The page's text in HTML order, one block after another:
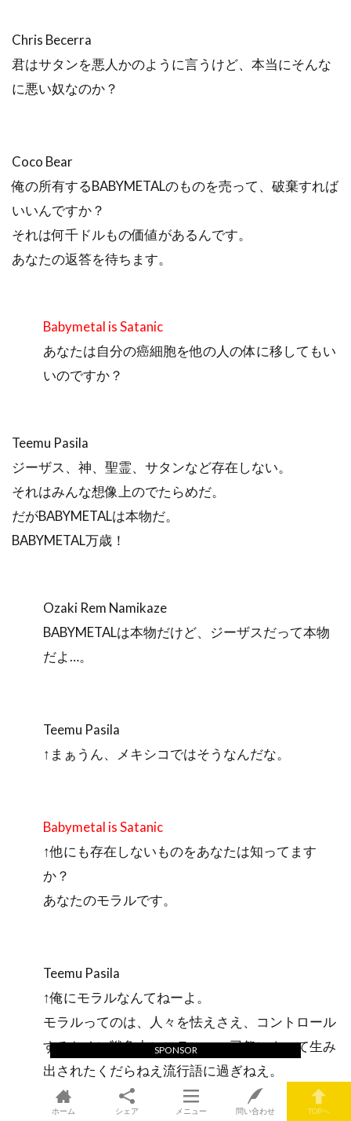
Chris Becerra
君はサタンを悪人かのように言うけど、本当にそんな
に悪い奴なのか？
Coco Bear
俺の所有するBABYMETALのものを売って、破棄すれば
いいんですか？
それは何千ドルもの価値があるんです。
あなたの返答を待ちます。
Babymetal is Satanic
あなたは自分の癌細胞を他の人の体に移してもい
いのですか？
Teemu Pasila
ジーザス、神、聖霊、サタンなど存在しない。
それはみんな想像上のでたらめだ。
だがBABYMETALは本物だ。
BABYMETAL万歳！
Ozaki Rem Namikaze
BABYMETALは本物だけど、ジーザスだって本物
だよ…。
Teemu Pasila
↑まぁうん、メキシコではそうなんだな。
Babymetal is Satanic
↑他にも存在しないものをあなたは知ってます
か？
あなたのモラルです。
Teemu Pasila
↑俺にモラルなんてねーよ。
モラルってのは、人々を怯えさえ、コントロール
するために戦争中にフランスの司祭によって生み
出されたくだらねえ流行語に過ぎねえ。
SPONSOR
ホーム シェア メニュー 問い合わせ TOPへ